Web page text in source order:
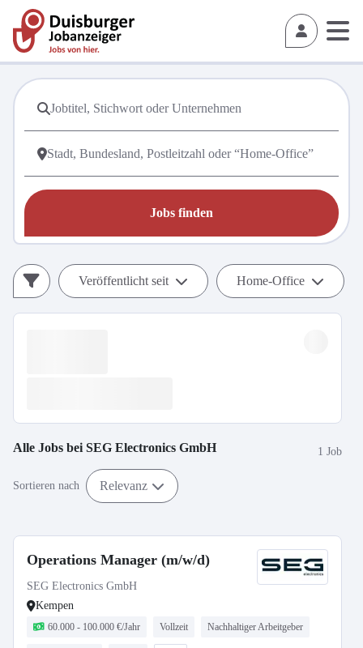
Jobs finden
Veröffentlicht seit Home-Office
Alle Jobs bei SEG Electronics GmbH 1 Job
Sortieren nach Relevanz
Operations Manager (m/w/d)
SEG Electronics GmbH
Kempen
60.000 - 100.000 €/Jahr Vollzeit Nachhaltiger Arbeitgeber